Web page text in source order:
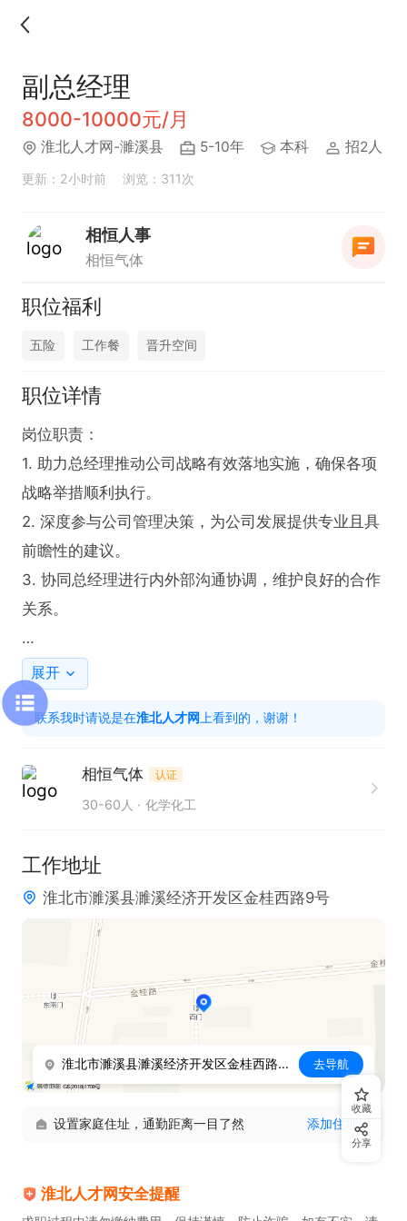
副总经理
8000-10000元/月
淮北人才网-濉溪县 5-10年 本科 招2人
更新：2小时前 浏览：311次
相恒人事
相恒气体
职位福利
五险 工作餐 晋升空间
职位详情
岗位职责：
1. 助力总经理推动公司战略有效落地实施，确保各项
战略举措顺利执行。
2. 深度参与公司管理决策，为公司发展提供专业且具
前瞻性的建议。
3. 协同总经理进行内外部沟通协调，维护良好的合作
关系。
任职要求：
1. 具备出色的战略思维能力，能够准确理解并贯彻公
司战略意图。
内外部资源。
3. 拥有较强的问题解决能力，能应对复杂多变的业务
4. 熟练掌握相关管理工具与方法，具备良好的数据分
析能力。
5. 拥有良好的职业素养与责任心，工作积极主动、认
本岗位提供五险福利及工作餐，拥有广阔的晋升空
间，诚邀有志之士加入，共同推动公司蓬勃发展。
展开
联系我时请说是在淮北人才网上看到的，谢谢！
相恒气体 认证
30-60人 化学化工
工作地址
淮北市濉溪县濉溪经济开发区金桂西路9号
淮北市濉溪县濉溪经济开发区金桂西路9号 去导航
设置家庭住址，通勤距离一目了然 添加住址
淮北人才网安全提醒
收藏
分享